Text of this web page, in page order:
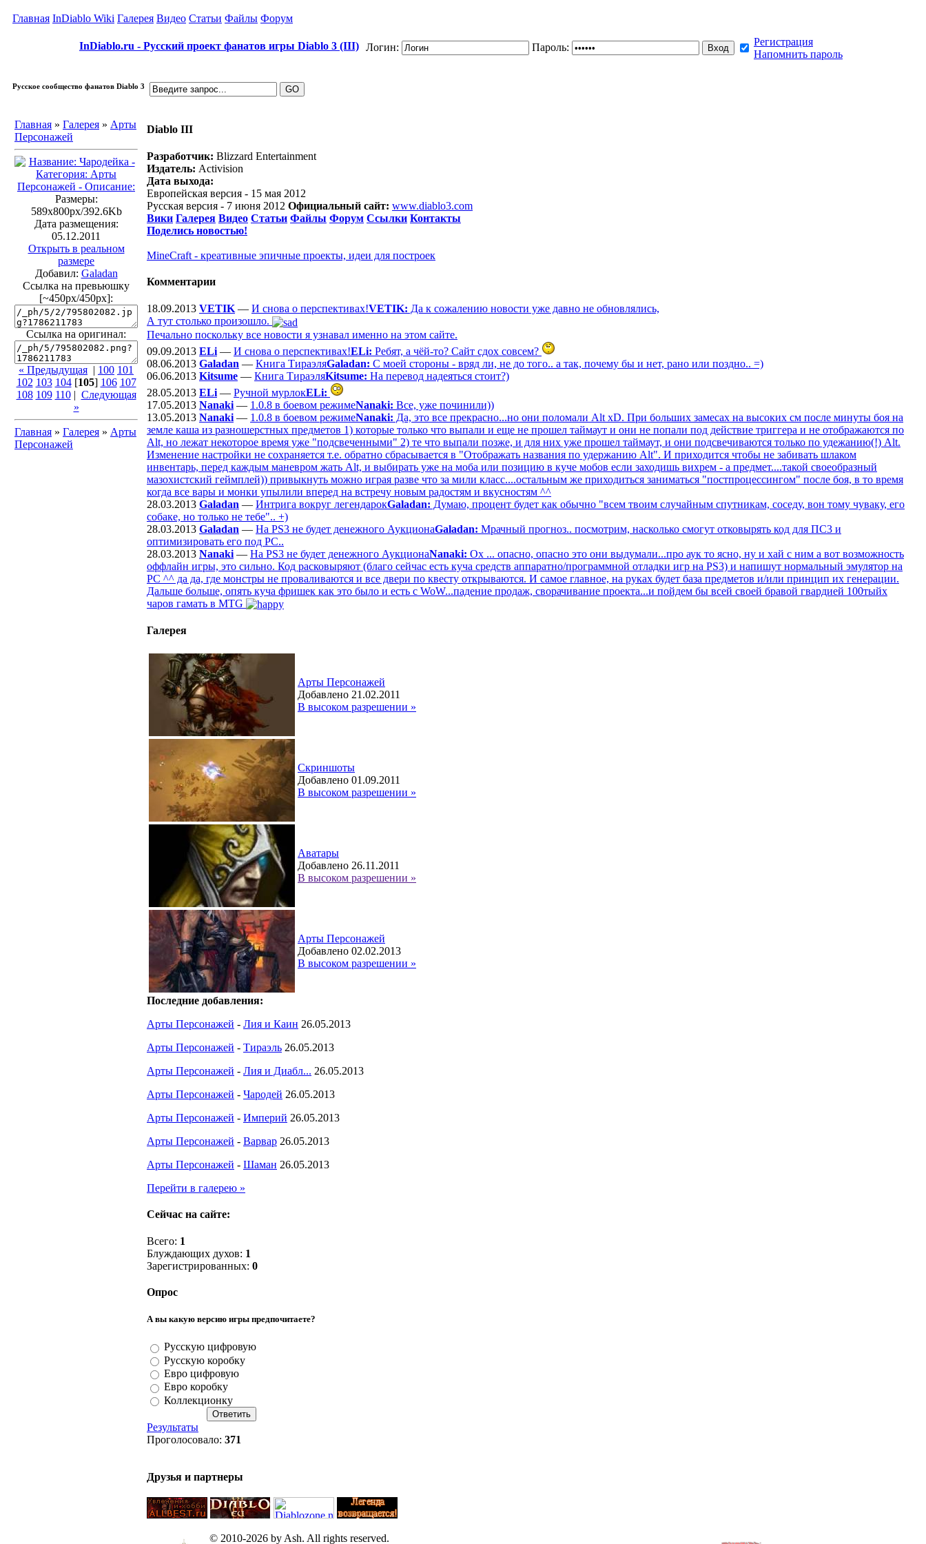
Главная InDiablo Wiki Галерея Видео Статьи Файлы Форум
InDiablo.ru - Русский проект фанатов игры Diablo 3 (III) Логин: Пароль:
Регистрация
Напомнить пароль
Русское сообщество фанатов Diablo 3
Главная » Галерея » Арты
Персонажей
Размеры:
589x800px/392.6Kb
Дата размещения:
05.12.2011
Открыть в реальном
размере
Добавил: Galadan
Ссылка на превьюшку
[~450px/450px]:
Ссылка на оригинал:
« Предыдущая | 100 101
102 103 104[105] 106 107
108 109 110| Следующая
»
Главная » Галерея » Арты
Персонажей
Diablo III
Разработчик: Blizzard Entertainment
Издатель: Activision
Дата выхода:
Европейская версия - 15 мая 2012
Русская версия - 7 июня 2012 Официальный сайт: www.diablo3.com
Вики Галерея Видео Статьи Файлы Форум Ссылки Контакты
Поделись новостью!
MineCraft - креативные эпичные проекты, идеи для построек
Комментарии
18.09.2013 VETIK — И снова о перспективах!VETIK: Да к сожалению новости уже давно не обновлялись,
А тут столько произошло.
Печально поскольку все новости я узнавал именно на этом сайте.
09.09.2013 ELi — И снова о перспективах!ELi: Ребят, а чёй-то? Сайт сдох совсем?
08.06.2013 Galadan — Книга ТираэляGaladan: С моей стороны - вряд ли, не до того.. а так, почему бы и нет, рано или поздно.. =)
06.06.2013 Kitsume — Книга ТираэляKitsume: На перевод надеяться стоит?)
28.05.2013 ELi — Ручной мурлокELi:
17.05.2013 Nanaki — 1.0.8 в боевом режимеNanaki: Все, уже починили))
13.05.2013 Nanaki — 1.0.8 в боевом режимеNanaki: Да, это все прекрасно...но они поломали Alt xD. При больших замесах на высоких см после минуты боя на
земле каша из разношерстных предметов 1) которые только что выпали и еще не прошел таймаут и они не попали под действие триггера и не отображаются по
Alt, но лежат некоторое время уже "подсвеченными" 2) те что выпали позже, и для них уже прошел таймаут, и они подсвечиваются только по удежанию(!) Alt.
Изменение настройки не сохраняется т.е. обратно сбрасывается в "Отображать названия по удержанию Alt". И приходится чтобы не забивать шлаком
инвентарь, перед каждым маневром жать Alt, и выбирать уже на моба или позицию в куче мобов если заходишь вихрем - а предмет....такой своеобразный
мазохистский геймплей)) привыкнуть можно играя разве что за мили класс....остальным же приходиться заниматься "постпроцессингом" после боя, в то время
когда все вары и монки упылили вперед на встречу новым радостям и вкусностям ^^
28.03.2013 Galadan — Интрига вокруг легендарокGaladan: Думаю, процент будет как обычно "всем твоим случайным спутникам, соседу, вон тому чуваку, его
собаке, но только не тебе".. +)
28.03.2013 Galadan — На PS3 не будет денежного АукционаGaladan: Мрачный прогноз.. посмотрим, насколько смогут отковырять код для ПС3 и
оптимизировать его под РС..
28.03.2013 Nanaki — На PS3 не будет денежного АукционаNanaki: Ох ... опасно, опасно это они выдумали...про аук то ясно, ну и хай с ним а вот возможность
оффлайн игры, это сильно. Код расковыряют (благо сейчас есть куча средств аппаратно/программной отладки игр на PS3) и напишут нормальный эмулятор на
PC ^^ да да, где монстры не проваливаются и все двери по квесту открываются. И самое главное, на руках будет база предметов и/или принцип их генерации.
Дальше больше, опять куча фришек как это было и есть с WoW...падение продаж, сворачивание проекта...и пойдем бы всей своей бравой гвардией 100тыйх
чаров гамать в MTG
Галерея
Арты Персонажей
Добавлено 21.02.2011
В высоком разрешении »
Скриншоты
Добавлено 01.09.2011
В высоком разрешении »
Аватары
Добавлено 26.11.2011
В высоком разрешении »
Арты Персонажей
Добавлено 02.02.2013
В высоком разрешении »
Последние добавления:
Арты Персонажей - Лия и Каин 26.05.2013
Арты Персонажей - Тираэль 26.05.2013
Арты Персонажей - Лия и Диабл... 26.05.2013
Арты Персонажей - Чародей 26.05.2013
Арты Персонажей - Империй 26.05.2013
Арты Персонажей - Варвар 26.05.2013
Арты Персонажей - Шаман 26.05.2013
Перейти в галерею »
Сейчас на сайте:
Всего: 1
Блуждающих духов: 1
Зарегистрированных: 0
Опрос
А вы какую версию игры предпочитаете?
Русскую цифровую
Русскую коробку
Евро цифровую
Евро коробку
Коллекционку
Результаты
Проголосовало: 371
Друзья и партнеры
© 2010-2026 by Ash. All rights reserved.